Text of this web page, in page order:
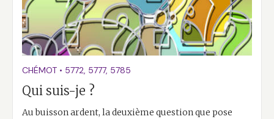
CHÉMOT • 5772, 5777, 5785
Qui suis-je ?
Au buisson ardent, la deuxième question que pose